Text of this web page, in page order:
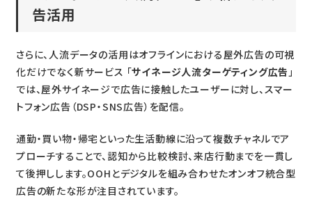
告活用
さらに、人流データの活用はオフラインにおける屋外広告の可視
化だけでなく新サービス 「サイネージ人流ターゲティング広告」
では、屋外サイネージで広告に接触したユーザーに対し、スマー
トフォン広告（DSP・SNS広告）を配信。
通勤・買い物・帰宅といった生活動線に沿って複数チャネルでア
プローチすることで、認知から比較検討、来店行動までを一貫し
て後押しします。OOHとデジタルを組み合わせたオンオフ統合型
広告の新たな形が注目されています。